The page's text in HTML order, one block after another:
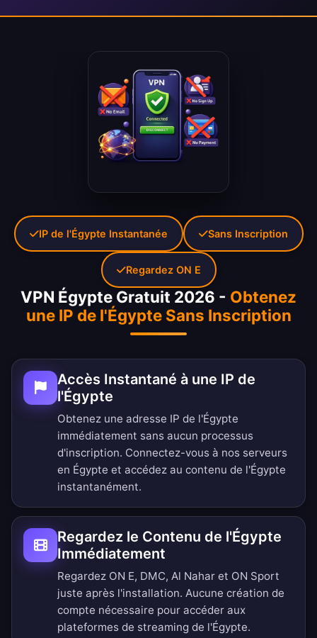
VPN Égypte Gratuit 2026 - Obtenez
une IP de l'Égypte Sans Inscription
Accès Instantané à une IP de
l'Égypte
Obtenez une adresse IP de l'Égypte
immédiatement sans aucun processus
d'inscription. Connectez-vous à nos serveurs
en Égypte et accédez au contenu de l'Égypte
instantanément.
Regardez le Contenu de l'Égypte
Immédiatement
Regardez ON E, DMC, Al Nahar et ON Sport
juste après l'installation. Aucune création de
compte nécessaire pour accéder aux
plateformes de streaming de l'Égypte.
IP de l'Égypte Instantanée Sans Inscription
Regardez ON E